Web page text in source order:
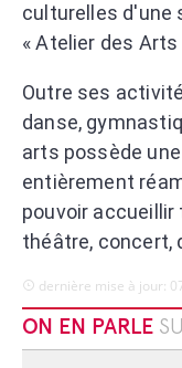
culturelles d'une
« Atelier des Arts
Outre ses
danse,
arts possède
entièrement
pouvoir
théâtre, concert,
dernière mise à jour:
ON EN PARLE